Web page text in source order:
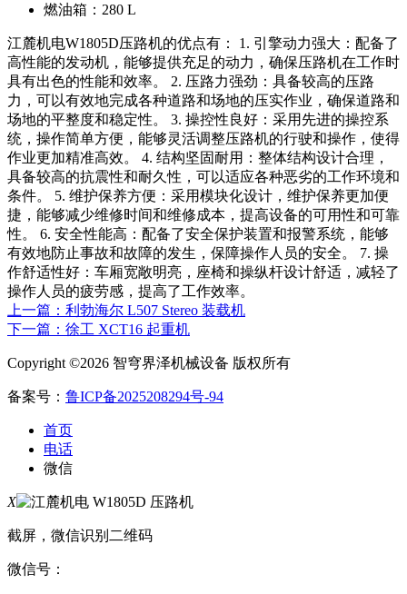
燃油箱： 280 L
江麓机电W1805D压路机的优点有： 1. 引擎动力强大：配备了
高性能的发动机，能够提供充足的动力，确保压路机在工作时
具有出色的性能和效率。 2. 压路力强劲：具备较高的压路
力，可以有效地完成各种道路和场地的压实作业，确保道路和
场地的平整度和稳定性。 3. 操控性良好：采用先进的操控系
统，操作简单方便，能够灵活调整压路机的行驶和操作，使得
作业更加精准高效。 4. 结构坚固耐用：整体结构设计合理，
具备较高的抗震性和耐久性，可以适应各种恶劣的工作环境和
条件。 5. 维护保养方便：采用模块化设计，维护保养更加便
捷，能够减少维修时间和维修成本，提高设备的可用性和可靠
性。 6. 安全性能高：配备了安全保护装置和报警系统，能够
有效地防止事故和故障的发生，保障操作人员的安全。 7. 操
作舒适性好：车厢宽敞明亮，座椅和操纵杆设计舒适，减轻了
操作人员的疲劳感，提高了工作效率。
上一篇：利勃海尔 L507 Stereo 装载机
下一篇：徐工 XCT16 起重机
Copyright ©2026 智穹界泽机械设备 版权所有
备案号： 鲁ICP备2025208294号-94
首页
电话
微信
X
截屏，微信识别二维码
微信号：